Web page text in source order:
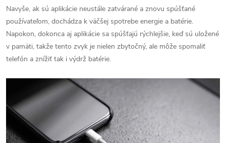
Navyše, ak sú aplikácie neustále zatvárané a znovu spúšťané
používateľom, dochádza k väčšej spotrebe energie a batérie.
Napokon, dokonca aj aplikácie sa spúšťajú rýchlejšie, keď sú uložené
v pamäti, takže tento zvyk je nielen zbytočný, ale môže spomaliť
telefón a znížiť tak i výdrž batérie.